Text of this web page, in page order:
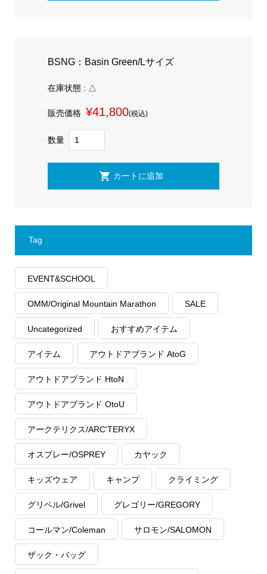
BSNG：Basin Green/Lサイズ
在庫状態 : △
販売価格 ¥41,800(税込)
数量
Tag
EVENT&SCHOOL
OMM/Original Mountain Marathon SALE
Uncategorized おすすめアイテム
アイテム アウトドアブランド AtoG
アウトドアブランド HtoN
アウトドアブランド OtoU
アークテリクス/ARC'TERYX
オスプレー/OSPREY カヤック
キッズウェア キャンプ クライミング
グリベル/Grivel グレゴリー/GREGORY
コールマン/Coleman サロモン/SALOMON
ザック・バッグ